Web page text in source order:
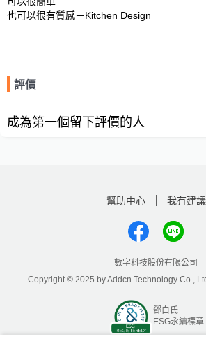
也可以很有質感－Kitchen Design
評價
成為第一個留下評價的人
幫助中心 我有建議
數字科技股份有限公司
Copyright © 2025 by Addcn Technology Co.,
鄧白氏
ESG永續標章